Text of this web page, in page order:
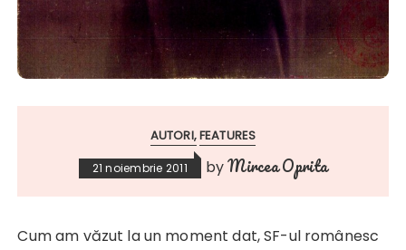
AUTORI FEATURES
21 noiembrie 2011 byMircea Oprita
Cum am văzut la un moment dat, SF-ul românesc